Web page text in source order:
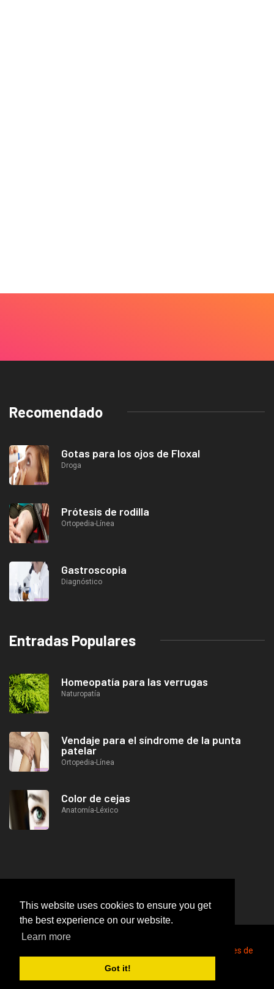
This website uses cookies to ensure you get
the best experience on our website.
Learn more
Got it!
Recomendado
Gotas para los ojos de Floxal
Droga
Prótesis de rodilla
Ortopedia-Línea
Gastroscopia
Diagnóstico
Entradas Populares
Homeopatía para las verrugas
Naturopatía
Vendaje para el síndrome de la punta
patelar
Ortopedia-Línea
Color de cejas
Anatomía-Léxico
© https://lifeafterjob.com Homeopatía para dolores de
cabeza